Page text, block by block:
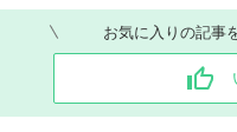
お気に入りの記事